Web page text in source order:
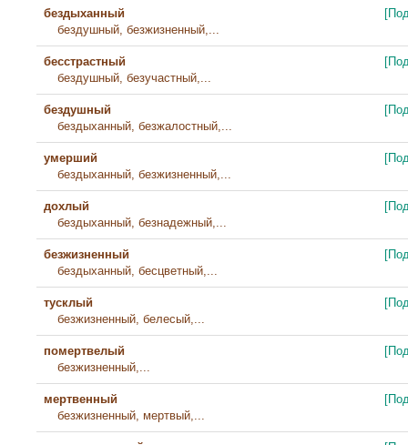
бездыханный
бездушный, безжизненный,...
бесстрастный
бездушный, безучастный,...
бездушный
бездыханный, безжалостный,...
умерший
бездыханный, безжизненный,...
дохлый
бездыханный, безнадежный,...
безжизненный
бездыханный, бесцветный,...
тусклый
безжизненный, белесый,...
помертвелый
безжизненный,...
мертвенный
безжизненный, мертвый,...